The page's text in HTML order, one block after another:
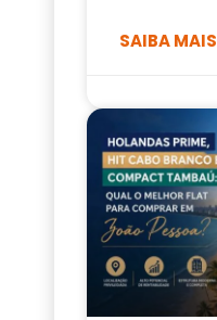
SAIBA MAIS